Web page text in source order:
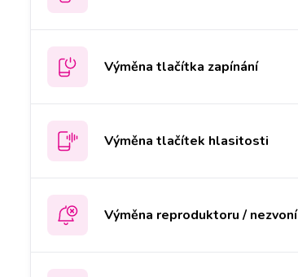
Výměna tlačítka zapínání
Výměna tlačítek hlasitosti
Výměna reproduktoru / nezvoní